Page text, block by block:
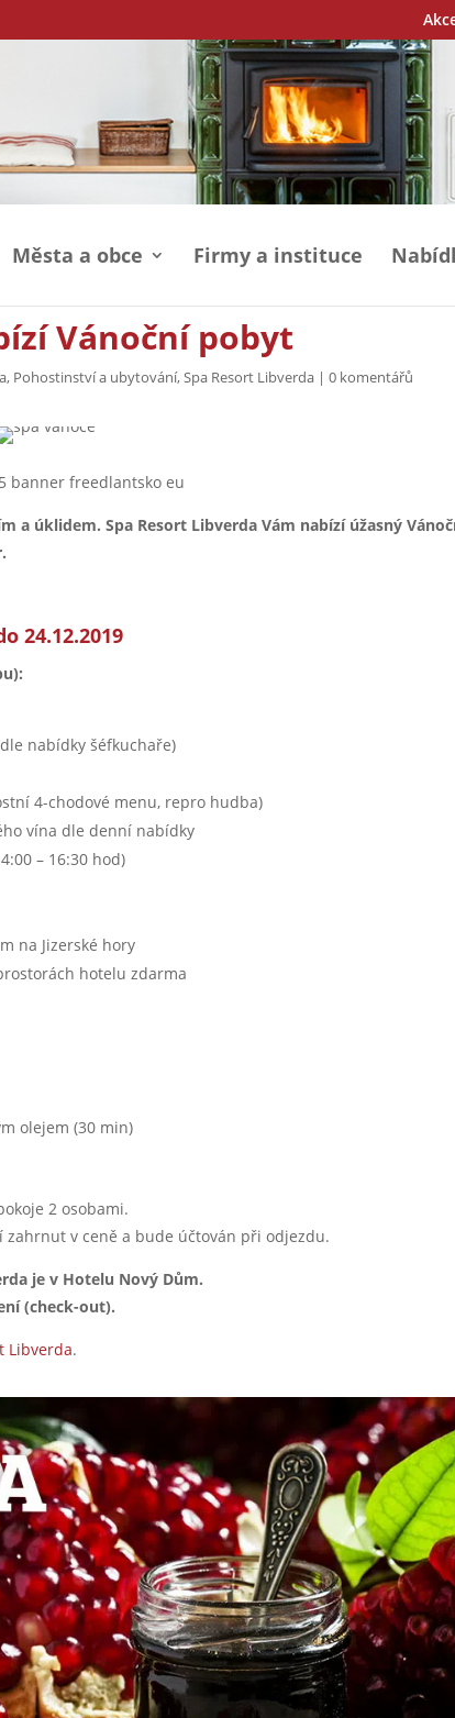
Města a obce Firmy a instituce
Vánoční pobyt
, Pohostinství a ubytování,Spa Resort Libverda |0 komentářů
a úklidem. Spa Resort Libverda Vám nabízí úžasný
24.12.2019
nabídky šéfkuchaře)
4-chodové menu, repro hudba)
vína dle denní nabídky
– 16:30 hod)
na Jizerské hory
hotelu zdarma
olejem (30 min)
2 osobami.
zahrnut v ceně a bude účtován při odjezdu.
je v Hotelu Nový Dům.
(check-out).
Libverda.